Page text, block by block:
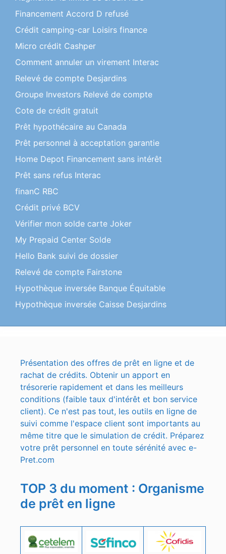
Financement Accord D refusé
Crédit camping-car Loisirs finance
Micro crédit Cashper
Comment annuler un virement Interac
Relevé de compte Desjardins
Groupe Investors Relevé de compte
Cote de crédit gratuit
Prêt hypothécaire au Canada
Prêt personnel à acceptation garantie
Home Depot Financement sans intérêt
Prêt sans refus Interac
finanC RBC
Crédit privé BCV
Vérifier mon solde carte Joker
My Prepaid Center Solde
Hello Bank suivi de dossier
Relevé de compte Fairstone
Hypothèque inversée Banque Équitable
Hypothèque inversée Caisse Desjardins
Présentation des offres de prêt en ligne et de
rachat de crédits. Obtenir un apport en
trésorerie rapidement et dans les meilleurs
conditions (faible taux d'intérêt et bon service
client). Ce n'est pas tout, les outils en ligne de
suivi comme l'espace client sont importants au
même titre que le simulation de crédit. Préparez
votre prêt personnel en toute sérénité avec e-
Pret.com
TOP 3 du moment : Organisme
de prêt en ligne